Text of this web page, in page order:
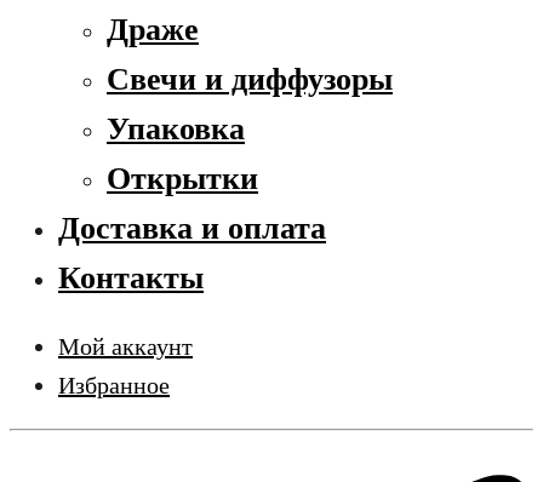
Драже
Свечи и диффузоры
Упаковка
Открытки
Доставка и оплата
Контакты
Мой аккаунт
Избранное